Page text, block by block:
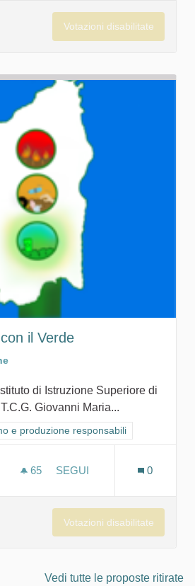
Votazioni disabilitate
il Verde
di Istruzione Superiore di
Giovanni Maria...
GOAL 12 - Consumo e
e produzione responsabili
65 65 SOSTENITORI
SEGUI
0
Votazioni disabilitate
Vedi tutte le proposte ritirate